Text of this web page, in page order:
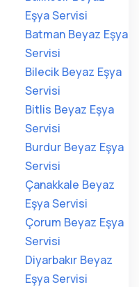
Eşya Servisi
Batman Beyaz Eşya
Servisi
Bilecik Beyaz Eşya
Servisi
Bitlis Beyaz Eşya
Servisi
Burdur Beyaz Eşya
Servisi
Çanakkale Beyaz
Eşya Servisi
Çorum Beyaz Eşya
Servisi
Diyarbakır Beyaz
Eşya Servisi